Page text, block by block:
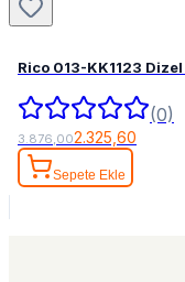
Rico 013-KK1123
(0)
3.876,002.325,60
Sepete Ekle